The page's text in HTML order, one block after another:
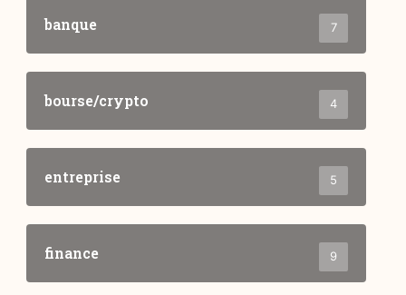
banque 7
bourse/crypto 4
entreprise 5
finance 9